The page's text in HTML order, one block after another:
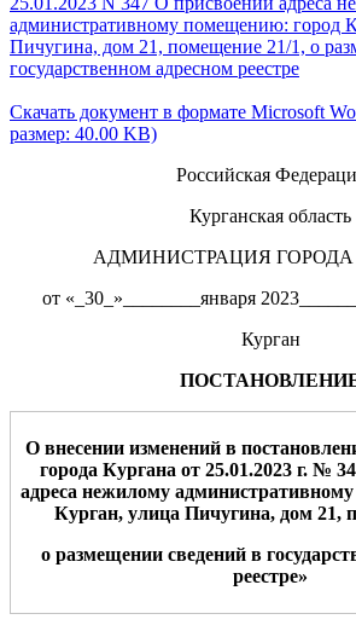
административному помещению: город
Пичугина, дом 21, помещение 21/1, о
государственном адресном реестре
Скачать документ в формате Microsoft
размер: 40.00 KB)
Российская
Курганская область
АДМИНИСТРАЦИЯ ГОРОДА
от «_30_»________января
Курган
О внесении изменений в
города Кургана от 25.01.2023 г. №
адреса нежилому
Курган, улица Пичугина, дом 21,
о размещении сведений в
реестре»